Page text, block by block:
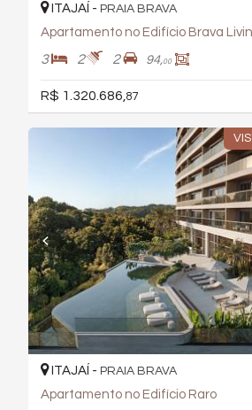
ITAJAÍ - PRAIA BRAVA
Apartamento no Edifício Brava
3 2 2 94,00
R$ 1.320.686, 87
ITAJAÍ - PRAIA BRAVA
Apartamento no Edifício Raro